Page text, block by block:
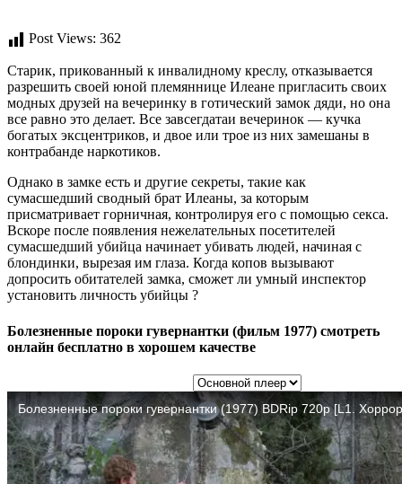
Post Views: 362
Старик, прикованный к инвалидному креслу, отказывается
разрешить своей юной племяннице Илеане пригласить своих
модных друзей на вечеринку в готический замок дяди, но она
все равно это делает. Все завсегдатаи вечеринок — кучка
богатых эксцентриков, и двое или трое из них замешаны в
контрабанде наркотиков.
Однако в замке есть и другие секреты, такие как
сумасшедший сводный брат Илеаны, за которым
присматривает горничная, контролируя его с помощью секса.
Вскоре после появления нежелательных посетителей
сумасшедший убийца начинает убивать людей, начиная с
блондинки, вырезая им глаза. Когда копов вызывают
допросить обитателей замка, сможет ли умный инспектор
установить личность убийцы ?
Болезненные пороки гувернантки (фильм 1977) смотреть
онлайн бесплатно в хорошем качестве